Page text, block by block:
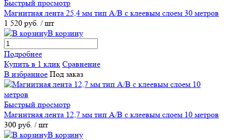
Быстрый просмотр
Магнитная лента 25,4 мм тип А/В с клеевым слоем 30 метров
1 520 руб. / шт
В корзину
Подробнее
Купить в 1 клик Сравнение
В избранное Под заказ
Быстрый просмотр
Магнитная лента 12,7 мм тип А/В с клеевым слоем 10 метров
300 руб. / шт
В корзину